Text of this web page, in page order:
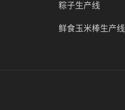
粽子生产线
鲜食玉米棒生产线